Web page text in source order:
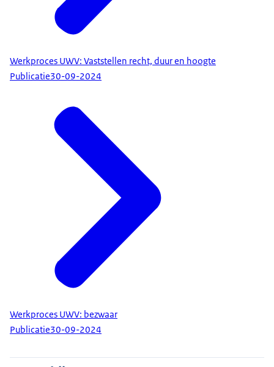
Werkproces UWV: Vaststellen recht, duur en hoogte
Publicatie30-09-2024
Werkproces UWV: bezwaar
Publicatie30-09-2024